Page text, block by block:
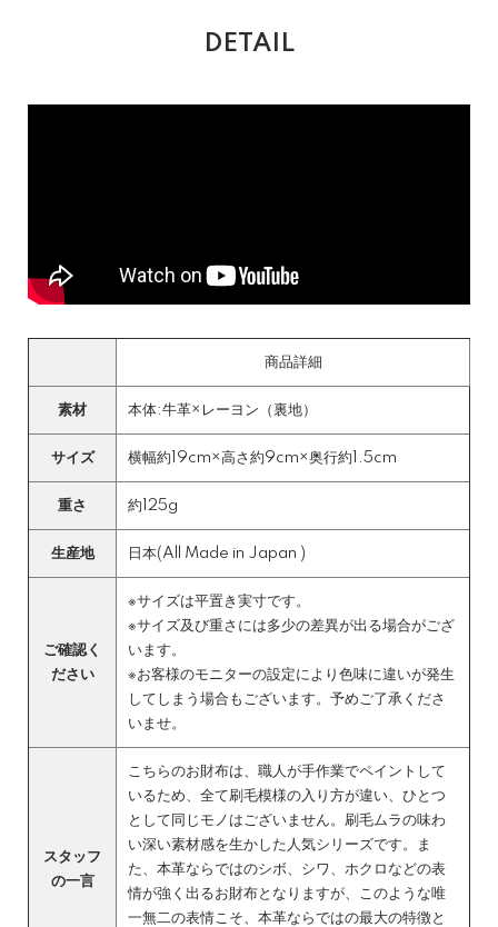
DETAIL
商品詳細
素材 本体:牛革×レーヨン（裏地）
サイズ 横幅約19cm×高さ約9cm×奥行約1.5cm
重さ 約125g
生産地 日本(All Made in Japan )
ご確認く
ださい
※サイズは平置き実寸です。
※サイズ及び重さには多少の差異が出る場合がござ
います。
※お客様のモニターの設定により色味に違いが発生
してしまう場合もございます。予めご了承くださ
いませ。
スタッフ
の一言
こちらのお財布は、職人が手作業でペイントして
いるため、全て刷毛模様の入り方が違い、ひとつ
として同じモノはございません。刷毛ムラの味わ
い深い素材感を生かした人気シリーズです。ま
た、本革ならではのシボ、シワ、ホクロなどの表
情が強く出るお財布となりますが、このような唯
一無二の表情こそ、本革ならではの最大の特徴と